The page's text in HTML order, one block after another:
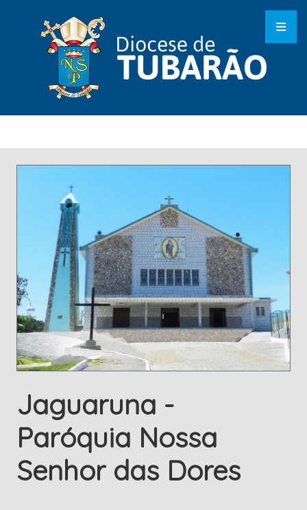
Jaguaruna -
Paróquia Nossa
Senhor das Dores